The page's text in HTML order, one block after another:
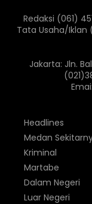
Redaksi (061)
Tata Usaha/
Jakarta: Jln.
Headlines
Medan
Kriminal
Martabe
Dalam Negeri
Luar Negeri